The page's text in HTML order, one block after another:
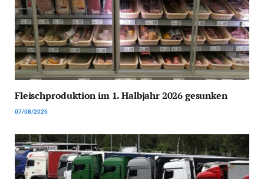
Fleischproduktion im 1. Halbjahr 2026 gesunken
07/08/2026